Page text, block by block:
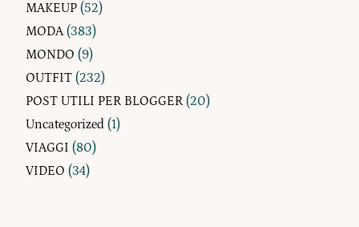
MAKEUP (52)
MODA(383)
MONDO (9)
OUTFIT (232)
POST UTILI PER BLOGGER (20)
Uncategorized (1)
VIAGGI (80)
VIDEO (34)